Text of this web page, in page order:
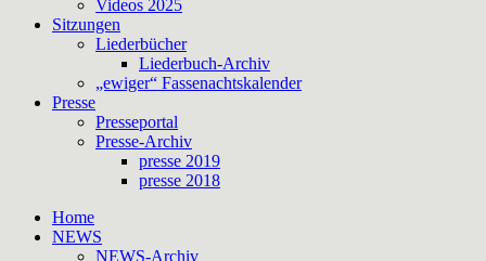
Videos 2025
Sitzungen
Liederbücher
Liederbuch-Archiv
„ewiger“ Fassenachtskalender
Presse
Presseportal
Presse-Archiv
presse 2019
presse 2018
Home
NEWS
NEWS-Archiv